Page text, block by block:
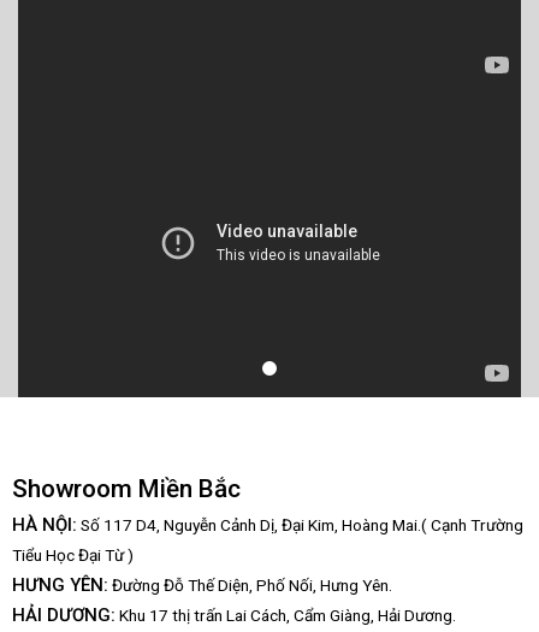
Showroom Miền Bắc
HÀ NỘI: Số 117 D4, Nguyễn Cảnh Dị, Đại Kim, Hoàng Mai.( Cạnh Trường
Tiểu Học Đại Từ )
HƯNG YÊN: Đường Đỗ Thế Diện, Phố Nối, Hưng Yên.
HẢI DƯƠNG: Khu 17 thị trấn Lai Cách, Cẩm Giàng, Hải Dương.